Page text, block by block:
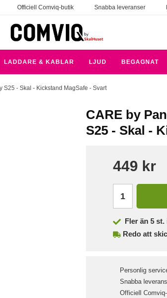
Officiell Comviq-butik Snabba leveranser
LADDARE & KABLAR LJUD BEGAGNAT
S25 - Skal - Kickstand MagSafe - Svart
CARE by
S25 - Skal -
449 kr
Fler än 5 st.
Redo att
Personlig
Snabba
Officiell